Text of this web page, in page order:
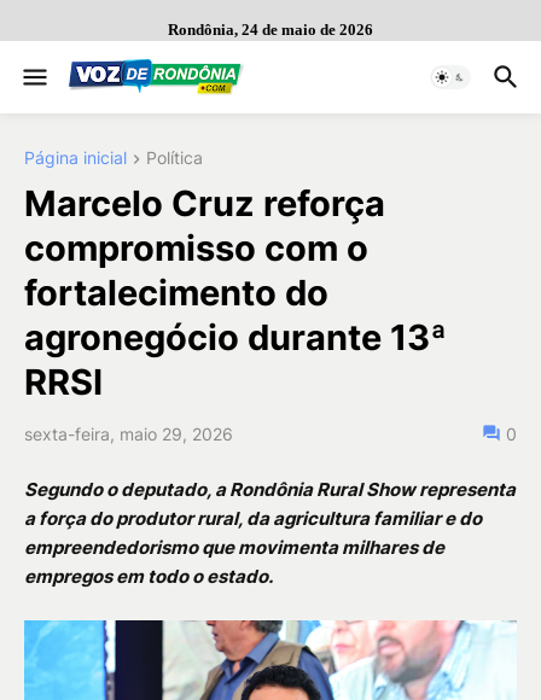
Rondônia, 24 de maio de 2026
Página inicial Política
Marcelo Cruz reforça
compromisso com o
fortalecimento do
agronegócio durante 13ª
RRSI
sexta-feira, maio 29, 2026 0
Segundo o deputado, a Rondônia Rural Show representa
a força do produtor rural, da agricultura familiar e do
empreendedorismo que movimenta milhares de
empregos em todo o estado.